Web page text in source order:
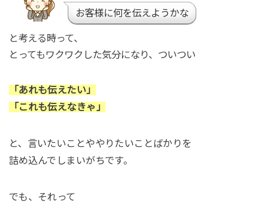
お客様に何を伝えようかな
と考える時って、
とってもワクワクした気分になり、ついつい
「あれも伝えたい」
「これも伝えなきゃ」
と、言いたいことややりたいことばかりを
詰め込んでしまいがちです。
でも、それって